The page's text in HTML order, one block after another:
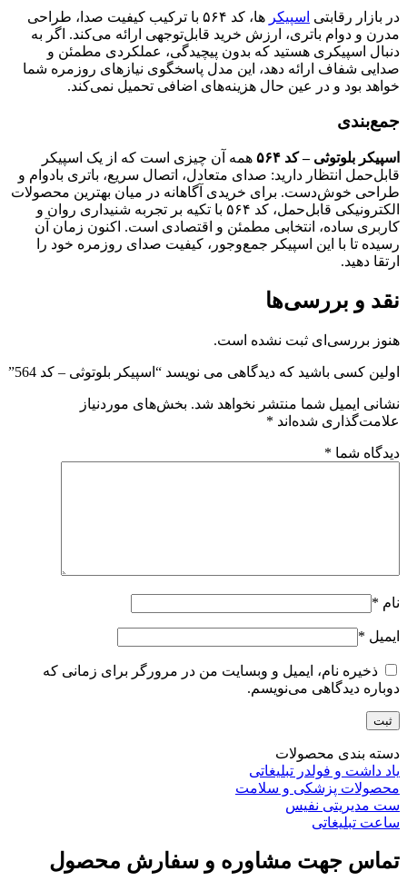
در بازار رقابتی اسپیکر
‌ ها، کد ۵۶۴ با ترکیب کیفیت صدا، طراحی
مدرن و دوام باتری، ارزش خرید قابل‌توجهی ارائه می‌کند. اگر به
دنبال اسپیکری هستید که بدون پیچیدگی، عملکردی مطمئن و
صدایی شفاف ارائه دهد، این مدل پاسخگوی نیازهای روزمره شما
خواهد بود و در عین حال هزینه‌های اضافی تحمیل نمی‌کند.
جمع‌بندی
اسپیکر بلوتوثی – کد ۵۶۴
همه آن چیزی است که از یک اسپیکر
قابل‌حمل انتظار دارید: صدای متعادل، اتصال سریع، باتری بادوام و
طراحی خوش‌دست. برای خریدی آگاهانه در میان بهترین محصولات
الکترونیکی قابل‌حمل، کد ۵۶۴ با تکیه بر تجربه شنیداری روان و
کاربری ساده، انتخابی مطمئن و اقتصادی است. اکنون زمان آن
رسیده تا با این اسپیکر جمع‌وجور، کیفیت صدای روزمره خود را
ارتقا دهید.
نقد و بررسی‌ها
هنوز بررسی‌ای ثبت نشده است.
اولین کسی باشید که دیدگاهی می نویسد “اسپیکر بلوتوثی – کد 564”
نشانی ایمیل شما منتشر نخواهد شد. بخش‌های موردنیاز
علامت‌گذاری شده‌اند *
دیدگاه شما *
نام *
ایمیل *
ذخیره نام، ایمیل و وبسایت من در مرورگر برای زمانی که
دوباره دیدگاهی می‌نویسم.
دسته بندی محصولات
یاد داشت و فولدر تبلیغاتی
محصولات پزشکی و سلامت
ست مدیریتی نفیس
ساعت تبلیغاتی
تماس جهت مشاوره و سفارش محصول